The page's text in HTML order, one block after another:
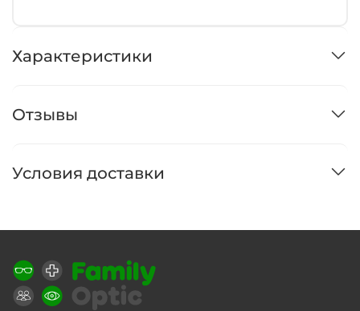
Характеристики
Отзывы
Условия доставки